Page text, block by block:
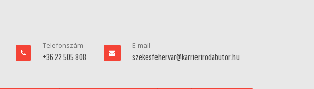
Telefonszám
+36 22 505 808
E-mail
szekesfehervar@karrierirodabutor.hu